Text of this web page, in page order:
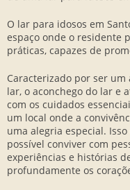
O lar para idosos em
espaço onde o residente
práticas, capazes de
Caracterizado por ser
lar, o aconchego do lar e
com os cuidados
um local onde a
uma alegria especial.
possível conviver com
experiências e histórias
profundamente os